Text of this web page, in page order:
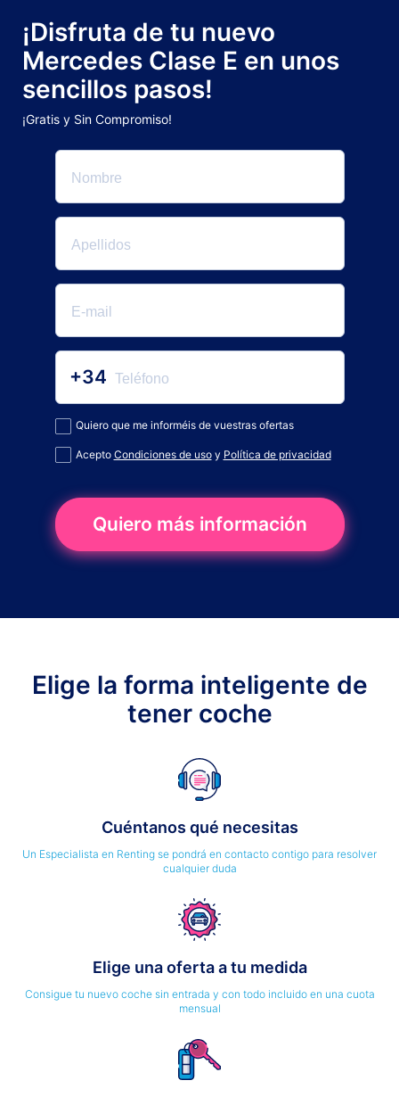
¡Disfruta de tu nuevo
Mercedes Clase E en unos
sencillos pasos!
¡Gratis y Sin Compromiso!
+34
Quiero que me informéis de vuestras ofertas
Acepto Condiciones de usoy Política de privacidad
Quiero más información
Elige la forma inteligente de
tener coche
Cuéntanos qué necesitas
Un Especialista en Renting se pondrá en contacto contigo para resolver
cualquier duda
Elige una oferta a tu medida
Consigue tu nuevo coche sin entrada y con todo incluido en una cuota
mensual